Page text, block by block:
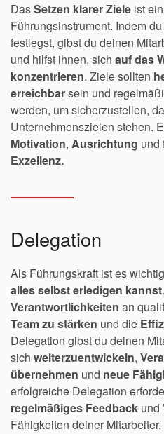
DasSetzen klarer Ziele ist
Führungsinstrument. Indem du
festlegst, gibst du deinen
und hilfst ihnen, sich auf das
konzentrieren. Ziele sollten
erreichbarsein und
werden, um sicherzustellen,
Unternehmenszielen stehen.
Motivation, Ausrichtung und
Exzellenz.
Delegation
Als Führungskraft ist es
alles selbst erledigen kannst.
Verantwortlichkeiten an
Team zu stärken und die
Delegation gibst du deinen
sich weiterzuentwickeln,
übernehmen und neue
erfolgreiche Delegation
regelmäßiges Feedback und
Fähigkeiten deiner Mitarbeiter.